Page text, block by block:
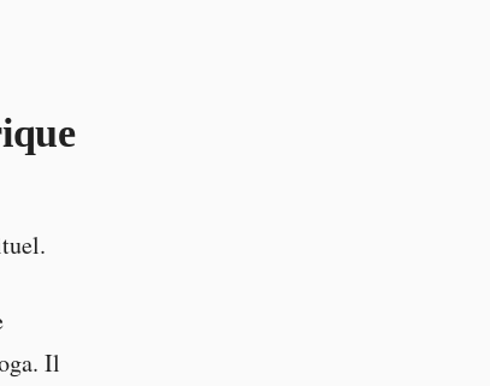
Il